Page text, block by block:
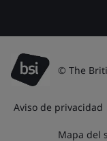
© The
Aviso de privacidad
Mapa del